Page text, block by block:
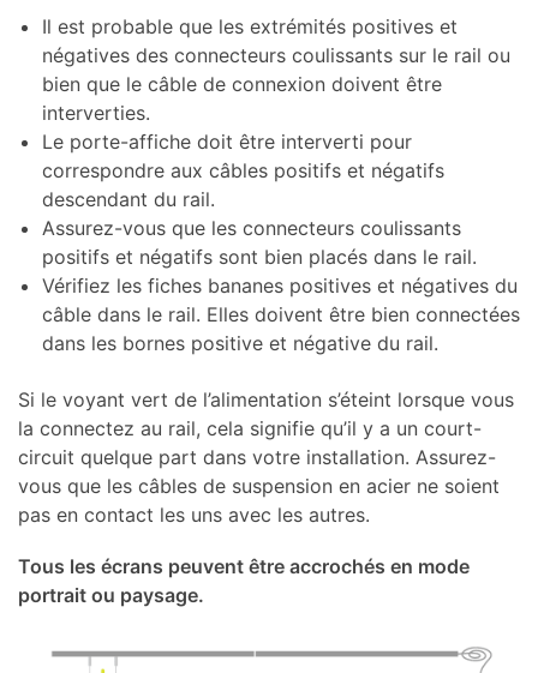
Il est probable que les extrémités positives et
négatives des connecteurs coulissants sur le rail ou
bien que le câble de connexion doivent être
interverties.
Le porte-affiche doit être interverti pour
correspondre aux câbles positifs et négatifs
descendant du rail.
Assurez-vous que les connecteurs coulissants
positifs et négatifs sont bien placés dans le rail.
Vérifiez les fiches bananes positives et négatives du
câble dans le rail. Elles doivent être bien connectées
dans les bornes positive et négative du rail.
Si le voyant vert de l’alimentation s’éteint lorsque vous
la connectez au rail, cela signifie qu’il y a un court-
circuit quelque part dans votre installation. Assurez-
vous que les câbles de suspension en acier ne soient
pas en contact les uns avec les autres.
Tous les écrans peuvent être accrochés en mode
portrait ou paysage.